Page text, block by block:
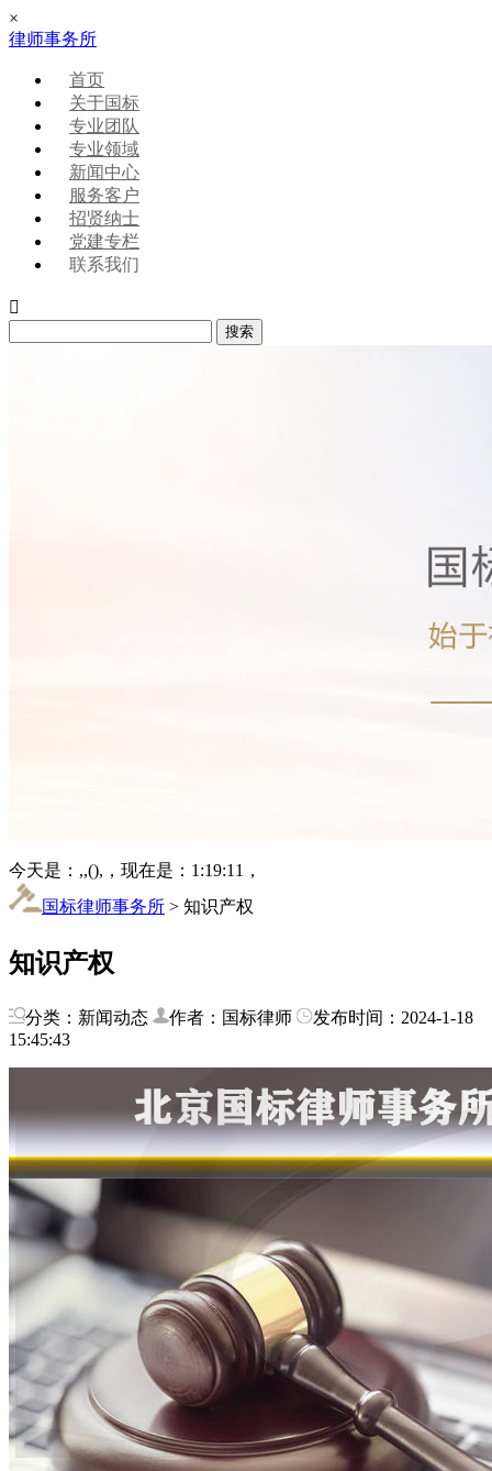
×
律师事务所
首页
关于国标
专业团队
专业领域
新闻中心
服务客户
招贤纳士
党建专栏
联系我们

今天是：,,(),，现在是：1:19:11，
国标律师事务所 > 知识产权
知识产权
分类：新闻动态 作者：国标律师
发布时间：2024-1-18
15:45:43